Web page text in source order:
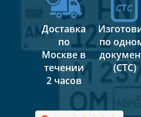
Доставка
по
Москве в
течении
2 часов
по
(СТС)